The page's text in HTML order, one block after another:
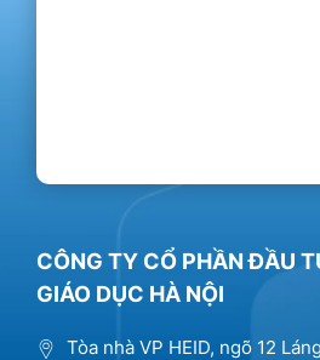
CÔNG TY CỔ PHẦN ĐẦU
GIÁO DỤC HÀ NỘI
Tòa nhà VP HEID, ngõ 12